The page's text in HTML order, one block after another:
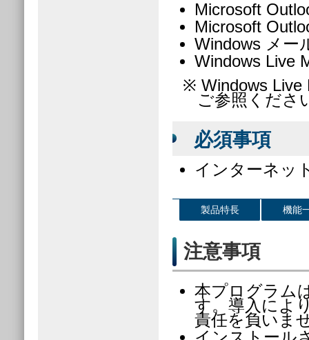
Microsoft
Microsoft
Windows メー
Windows Live
※ Windows Live
ご参照くださ
必須事項
インターネッ
製品特長 機能
注意事項
本プログラム
す。導入によ
責任を負いま